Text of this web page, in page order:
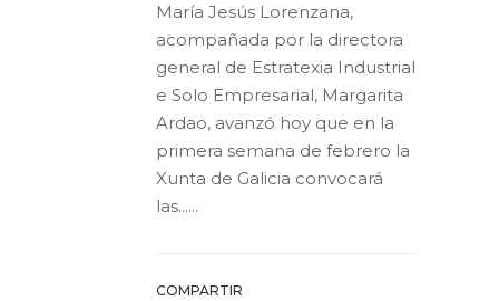
María Jesús Lorenzana,
acompañada por la directora
general de Estratexia Industrial
e Solo Empresarial, Margarita
Ardao, avanzó hoy que en la
primera semana de febrero la
Xunta de Galicia convocará
las......
COMPARTIR